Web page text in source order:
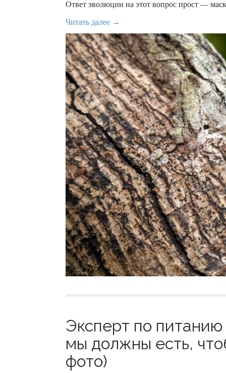
Ответ эволюции на этот вопрос прост —
Читать далее →
Эксперт по питанию
мы должны есть,
фото)